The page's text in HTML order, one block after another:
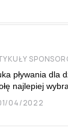
pływania dla
najlepiej
04/2022